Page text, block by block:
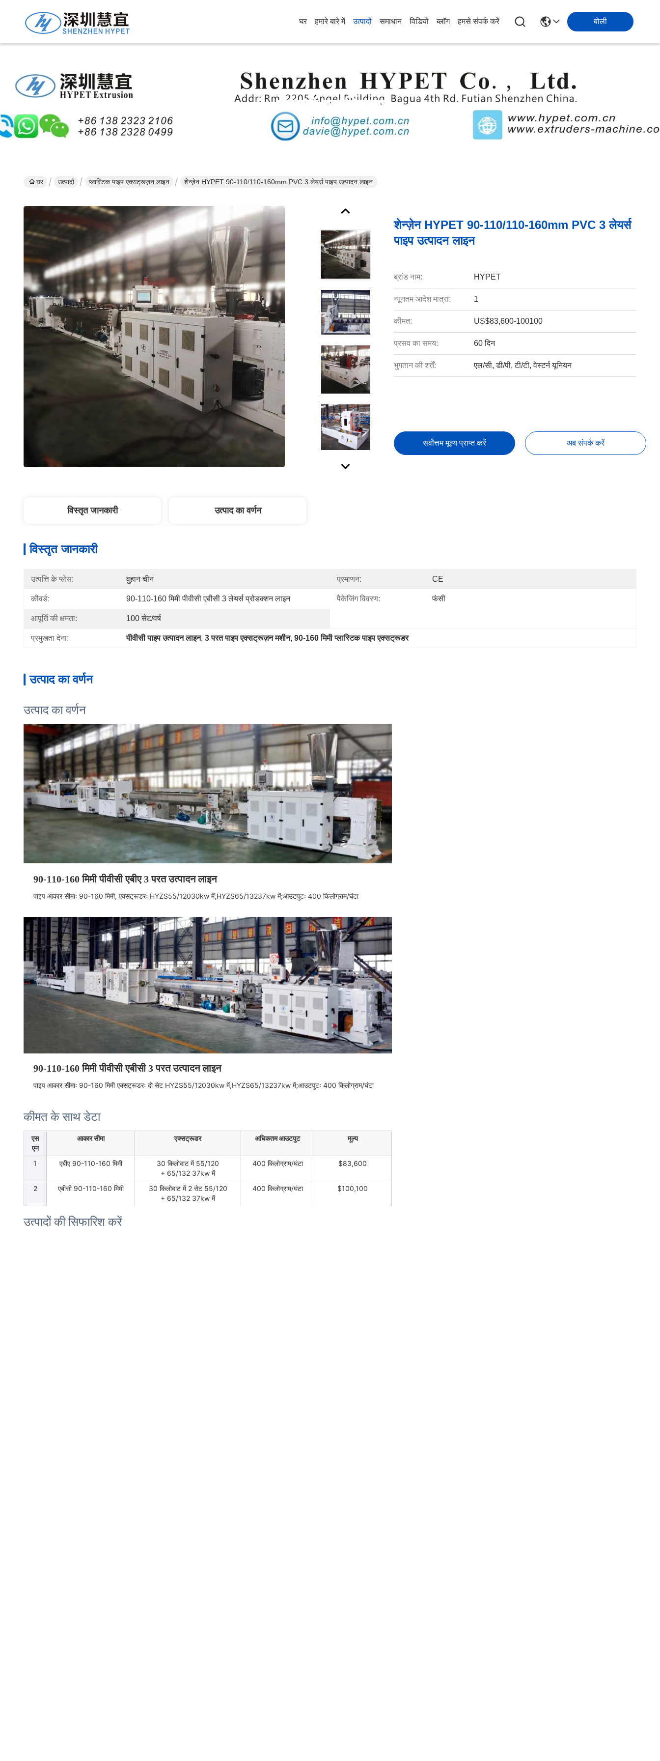
घर हमारे बारे में उत्पादों समाधान विडियो ब्लॉग हमसे संपर्क करें बोली
उत्पादों का विवरण
घर उत्पादों प्लास्टिक पाइप एक्सट्रूज़न लाइन शेन्ज़ेन HYPET 90-110/110-160mm PVC 3 लेयर्स पाइप उत्पादन लाइन
शेन्ज़ेन HYPET 90-110/110-160mm PVC 3 लेयर्स
पाइप उत्पादन लाइन
ब्रांड नाम: HYPET
न्यूनतम आदेश मात्रा: 1
कीमत: US$83,600-100100
प्रसव का समय: 60 दिन
भुगतान की शर्तें: एल/सी, डी/पी, टी/टी, वेस्टर्न यूनियन
सर्वोत्तम मूल्य प्राप्त करें अब संपर्क करें
विस्तृत जानकारी उत्पाद का वर्णन
विस्तृत जानकारी
उत्पत्ति के प्लेस: वुहान चीन प्रमाणन: CE
कीवर्ड: 90-110-160 मिमी पीवीसी एबीसी 3 लेयर्स प्रोडक्शन लाइन पैकेजिंग विवरण: फंसी
आपूर्ति की क्षमता: 100 सेट/वर्ष
प्रमुखता देना: पीवीसी पाइप उत्पादन लाइन, 3 परत पाइप एक्सट्रूज़न मशीन, 90-160 मिमी प्लास्टिक पाइप एक्सट्रूडर
उत्पाद का वर्णन
उत्पाद का वर्णन
90-110-160 मिमी पीवीसी एबीए 3 परत उत्पादन लाइन
पाइप आकार सीमाः 90-160 मिमी, एक्सट्रूडरः HYZS55/12030kw में,HYZS65/13237kw में;आउटपुटः 400 किलोग्राम/घंटा
90-110-160 मिमी पीवीसी एबीसी 3 परत उत्पादन लाइन
पाइप आकार सीमाः 90-160 मिमी एक्सट्रूडरः दो सेट HYZS55/12030kw में,HYZS65/13237kw में;आउटपुटः 400 किलोग्राम/घंटा
कीमत के साथ डेटा
एस
एन
आकार सीमा एक्सट्रूडर अधिकतम आउटपुट मूल्य
1 एबीए 90-110-160 मिमी
30 किलोवाट में 55/120
+ 65/132 37kw में
400 किलोग्राम/घंटा $83,600
2 एबीसी 90-110-160 मिमी
30 किलोवाट में 2 सेट 55/120
+ 65/132 37kw में
400 किलोग्राम/घंटा $100,100
उत्पादों की सिफारिश करें